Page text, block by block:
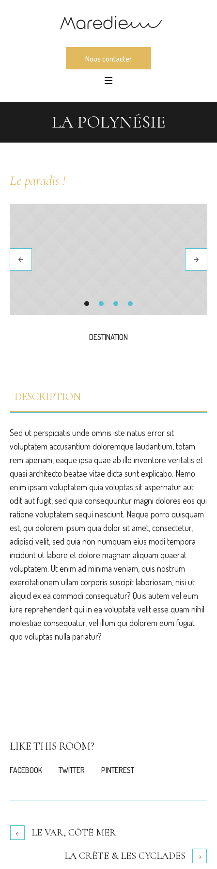
Nous contacter
LA POLYNÉSIE
Le paradis !
DESTINATION
DESCRIPTION
Sed ut perspiciatis unde omnis iste natus error sit
voluptatem accusantium doloremque laudantium, totam
rem aperiam, eaque ipsa quae ab illo inventore veritatis et
quasi architecto beatae vitae dicta sunt explicabo. Nemo
enim ipsam voluptatem quia voluptas sit aspernatur aut
odit aut fugit, sed quia consequuntur magni dolores eos qui
ratione voluptatem sequi nesciunt. Neque porro quisquam
est, qui dolorem ipsum quia dolor sit amet, consectetur,
adipisci velit, sed quia non numquam eius modi tempora
incidunt ut labore et dolore magnam aliquam quaerat
voluptatem. Ut enim ad minima veniam, quis nostrum
exercitationem ullam corporis suscipit laboriosam, nisi ut
aliquid ex ea commodi consequatur? Quis autem vel eum
iure reprehenderit qui in ea voluptate velit esse quam nihil
molestiae consequatur, vel illum qui dolorem eum fugiat
quo voluptas nulla pariatur?
LIKE THIS ROOM?
FACEBOOK TWITTER PINTEREST
LE VAR, CÔTÉ MER
LA CRÈTE & LES CYCLADES